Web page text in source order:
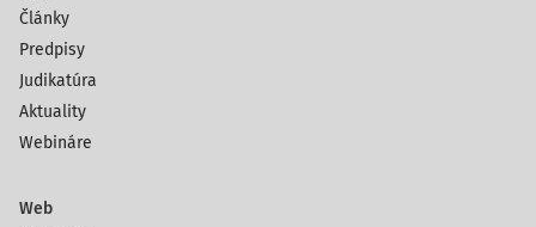
Články
Predpisy
Judikatúra
Aktuality
Webináre
Web